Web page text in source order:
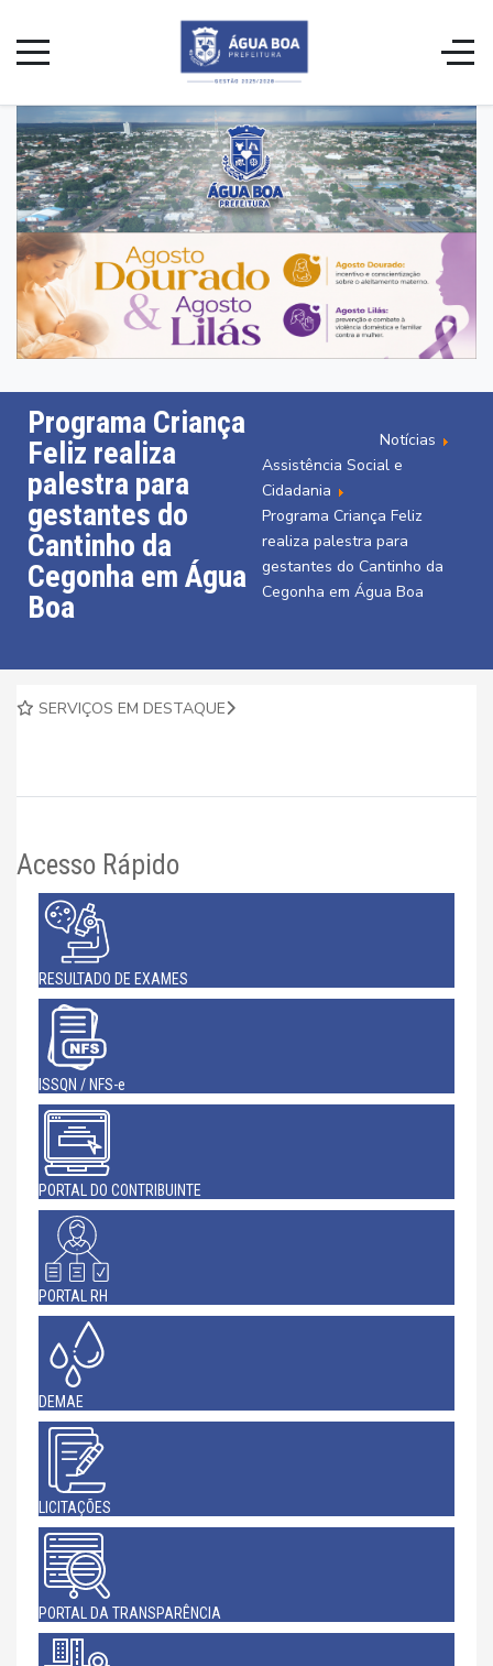
Programa Criança
Feliz realiza
palestra para
gestantes do
Cantinho da
Cegonha em Água
Boa
Notícias
Assistência Social e
Cidadania
Programa Criança Feliz
realiza palestra para
gestantes do Cantinho da
Cegonha em Água Boa
SERVIÇOS EM DESTAQUE
Acesso Rápido
RESULTADO DE EXAMES
ISSQN / NFS-e
PORTAL DO CONTRIBUINTE
PORTAL RH
DEMAE
LICITAÇÕES
PORTAL DA TRANSPARÊNCIA